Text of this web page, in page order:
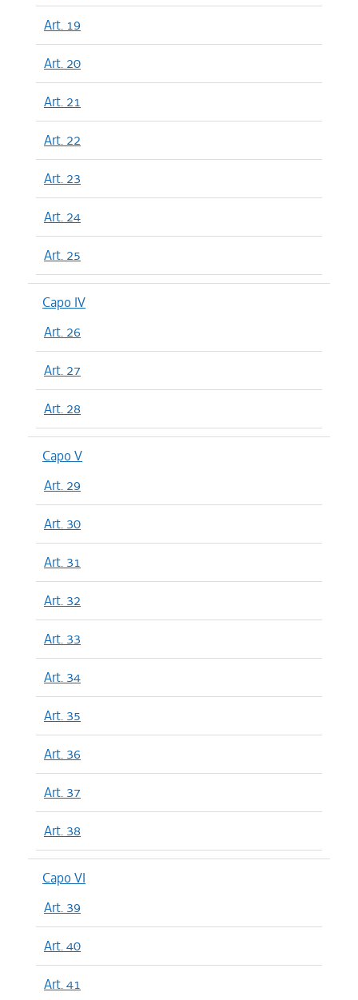
Art. 19
Art. 20
Art. 21
Art. 22
Art. 23
Art. 24
Art. 25
Capo IV
Art. 26
Art. 27
Art. 28
Capo V
Art. 29
Art. 30
Art. 31
Art. 32
Art. 33
Art. 34
Art. 35
Art. 36
Art. 37
Art. 38
Capo VI
Art. 39
Art. 40
Art. 41